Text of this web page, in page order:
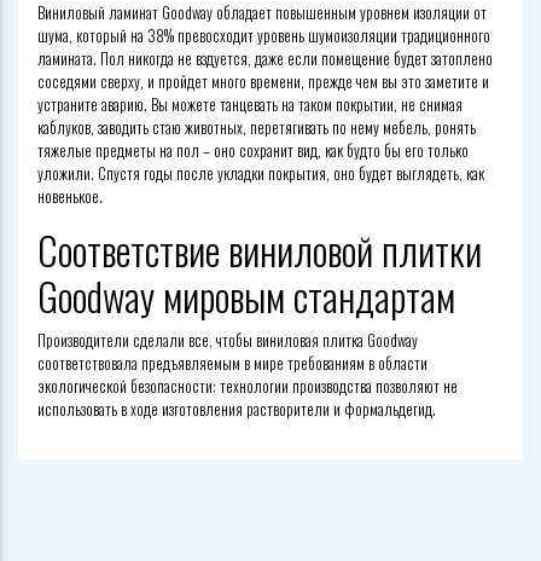
Виниловый ламинат Goodway обладает повышенным уровнем изоляции от
шума, который на 38% превосходит уровень шумоизоляции традиционного
ламината. Пол никогда не вздуется, даже если помещение будет затоплено
соседями сверху, и пройдет много времени, прежде чем вы это заметите и
устраните аварию. Вы можете танцевать на таком покрытии, не снимая
каблуков, заводить стаю животных, перетягивать по нему мебель, ронять
тяжелые предметы на пол – оно сохранит вид, как будто бы его только
уложили. Спустя годы после укладки покрытия, оно будет выглядеть, как
новенькое.
Соответствие виниловой плитки
Goodway мировым стандартам
Производители сделали все, чтобы виниловая плитка Goodway
соответствовала предъявляемым в мире требованиям в области
экологической безопасности: технологии производства позволяют не
использовать в ходе изготовления растворители и формальдегид.